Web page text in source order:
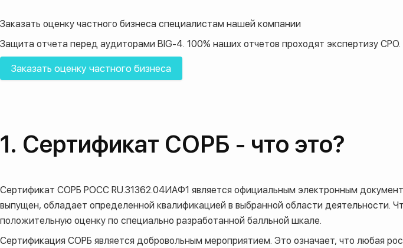
Заказать оценку частного бизнеса специалистам нашей компании
Защита отчета перед аудиторами BIG-4. 100% наших отчетов проходят экспертизу СРО.
Заказать оценку частного бизнеса
1. Сертификат СОРБ - что это?
Сертификат СОРБ РОСС RU.З1362.04ИАФ1 является официальным электронным
выпущен, обладает определенной квалификацией в выбранной области
положительную оценку по специально разработанной балльной шкале.
Сертификация СОРБ является добровольным мероприятием. Это означает, что любая